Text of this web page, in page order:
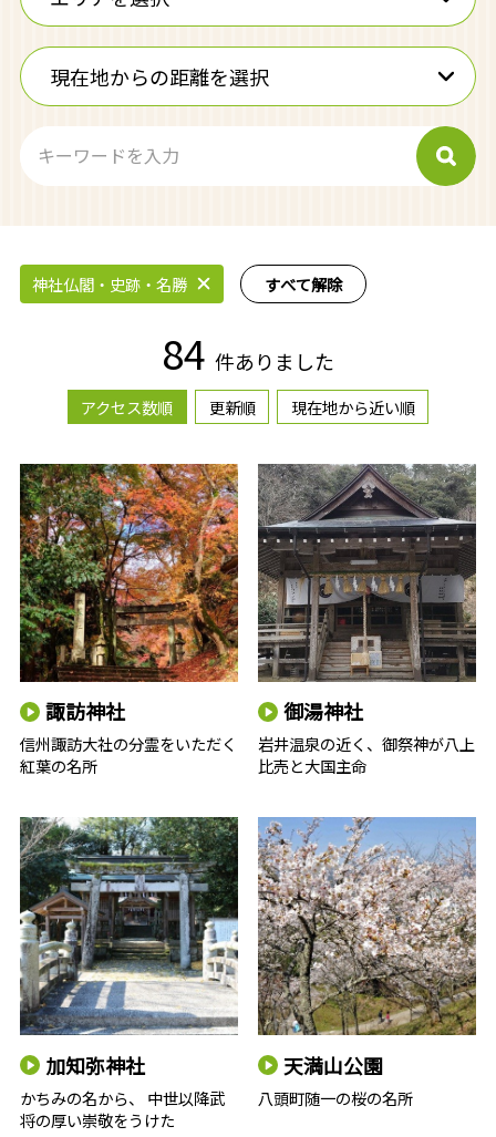
現在地からの距離を選択
神社仏閣・史跡・名勝 すべて解除
84 件ありました
アクセス数順 更新順 現在地から近い順
諏訪神社
信州諏訪大社の分霊をいただく
紅葉の名所
御湯神社
岩井温泉の近く、御祭神が八上
比売と大国主命
加知弥神社
かちみの名から、 中世以降武
将の厚い崇敬をうけた
天満山公園
八頭町随一の桜の名所